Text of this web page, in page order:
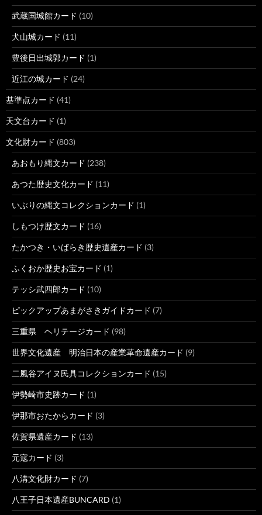
武蔵国城館カード (10)
犬山城カード (11)
豊後日出城郭カード (1)
近江の城カード (24)
基準点カード (41)
天文台カード (1)
文化財カード (803)
あおもり縄文カード (238)
あつた歴史文化カード (11)
いぶりの縄文コレクションカード (1)
しもつけ歴文カード (16)
たかつき・いばらき歴史遺産カード (3)
ふくおか歴史お宝カード (1)
テッシ武四郎カード (10)
ピックアップあまがさきガイドカード (7)
三重県 ヘリテージカード (98)
世界文化遺産 明治日本の産業革命遺産カード (9)
二風谷アイヌ民具コレクションカード (15)
伊勢崎市史跡カード (1)
伊那市おたからカード (3)
佐賀県遺産カード (13)
元寇カード (3)
八溝文化財カード (7)
八王子日本遺産BUNCARD (1)